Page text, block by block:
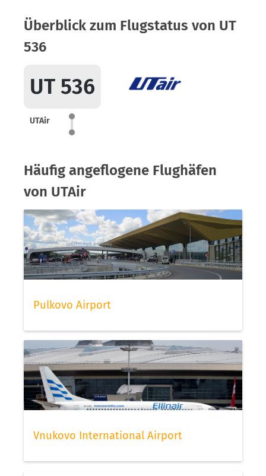
Überblick zum Flugstatus von UT
536
UT 536
UTAir
Häufig angeflogene Flughäfen
von UTAir
Pulkovo Airport
Vnukovo International Airport